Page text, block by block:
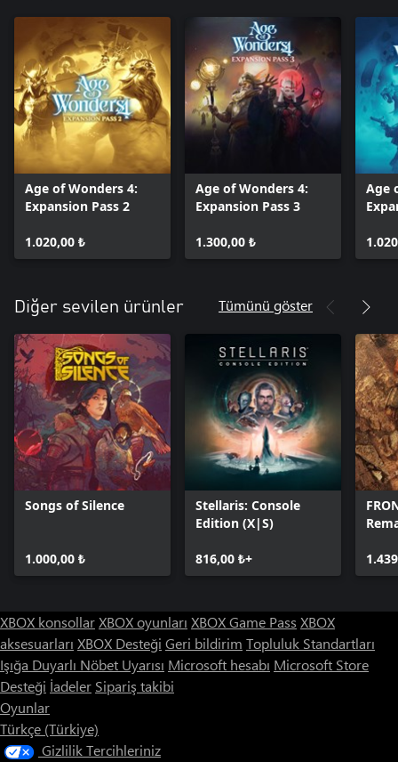
Age of Wonders 4:
Expansion Pass 2
1.020,00 ₺
Age of Wonders 4:
Expansion Pass 3
1.300,00 ₺
Age
Diğer sevilen ürünler Tümünü göster
Songs of Silence
1.000,00 ₺
Stellaris: Console
Edition (X|S)
816,00 ₺+
XBOX konsollarXBOX oyunları XBOX Game Pass XBOX
aksesuarları XBOX Desteği Geri bildirim Topluluk Standartları
Işığa Duyarlı Nöbet Uyarısı Microsoft hesabı Microsoft Store
Desteği İadeler Sipariş takibi
Oyunlar
Türkçe (Türkiye)
Gizlilik Tercihleriniz